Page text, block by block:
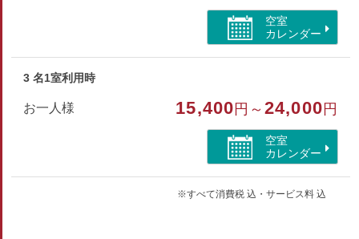
バス/トイレ/禁煙/インターネットができる部屋/シャワ
空室
カレンダー
3 名1室利用時
お一人様 15,400 円～24,000 円
空室
カレンダー
※すべて消費税 込・サービス料 込